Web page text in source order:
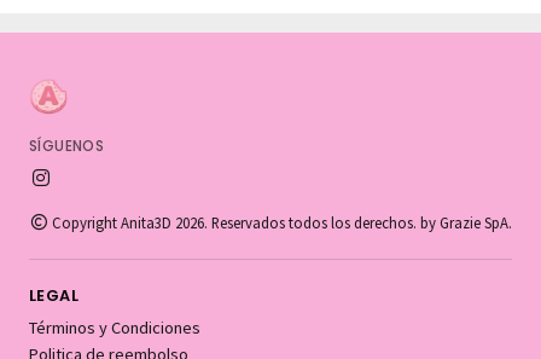
SÍGUENOS
Copyright Anita3D 2026. Reservados todos los derechos. by Grazie SpA.
LEGAL
Términos y Condiciones
Politica de reembolso